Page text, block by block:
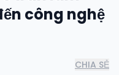
công nghệ
CHIA SẺ